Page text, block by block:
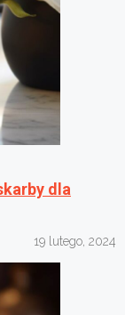
dla
19 lutego, 2024